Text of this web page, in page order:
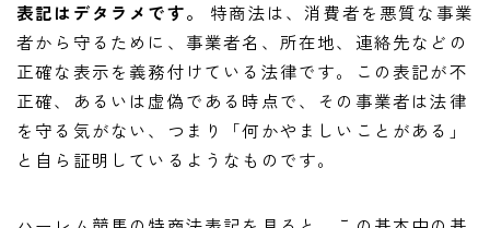
表記はデタラメです。
特商法は、消費者を悪質な事業
者から守るために、事業者名、所在地、連絡先などの
正確な表示を義務付けている法律です。この表記が不
正確、あるいは虚偽である時点で、その事業者は法律
を守る気がない、つまり「何かやましいことがある」
と自ら証明しているようなものです。